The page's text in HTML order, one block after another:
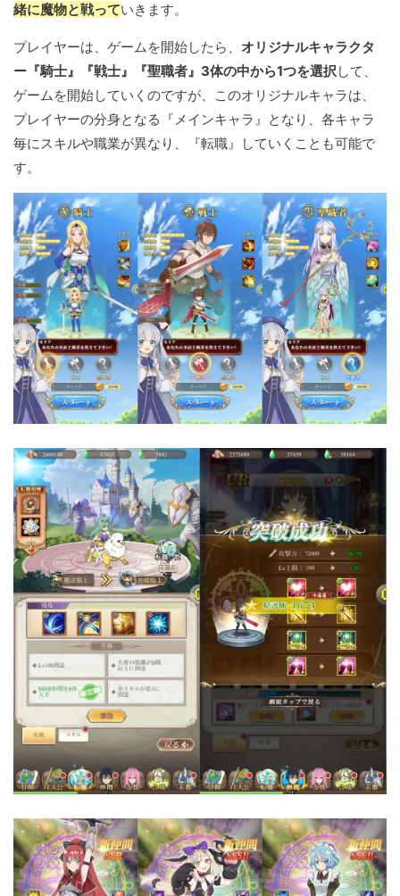
緒に魔物と戦っていきます。
プレイヤーは、ゲームを開始したら、 オリジナルキャラクタ
ー『騎士』『戦士』『聖職者』3体の中から1つを選択して、
ゲームを開始していくのですが、このオリジナルキャラは、
プレイヤーの分身となる『メインキャラ』となり、各キャラ
毎にスキルや職業が異なり、『転職』していくことも可能で
す。